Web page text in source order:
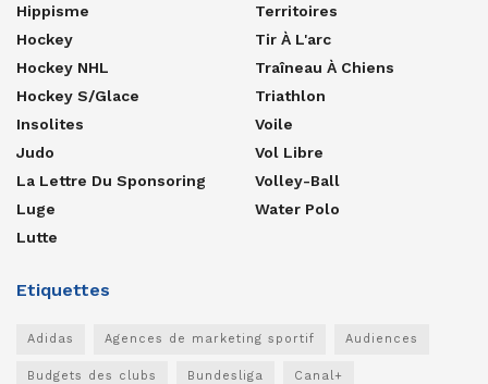
Hippisme
Hockey
Hockey NHL
Hockey S/glace
Insolites
Judo
La Lettre Du Sponsoring
Luge
Lutte
Territoires
Tir À L'arc
Traîneau À Chiens
Triathlon
Voile
Vol Libre
Volley-Ball
Water Polo
Etiquettes
Adidas Agences de marketing sportif Audiences
Budgets des clubs Bundesliga Canal+